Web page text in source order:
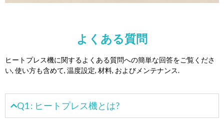
よくある質問
ヒートプレス機に関するよくある質問への簡単な回答をご覧くださ
い, 使い方も含めて, 温度設定, 材料, およびメンテナンス.
Q1 : ヒートプレス機とは?